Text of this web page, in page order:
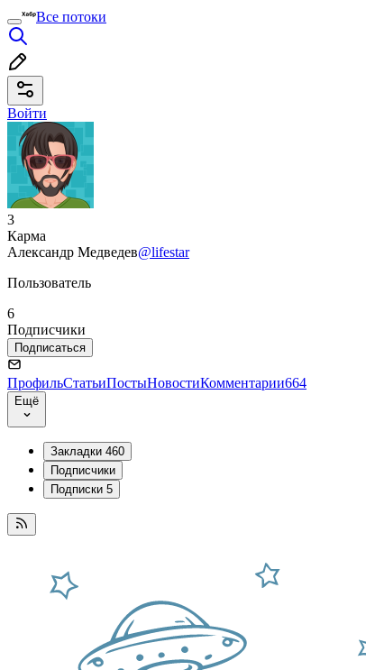
Все потоки
Войти
3
Карма
Александр Медведев@lifestar
Пользователь
6
Подписчики
Подписаться
ПрофильСтатьиПостыНовостиКомментарии664
Ещё
Закладки 460
Подписчики
Подписки 5